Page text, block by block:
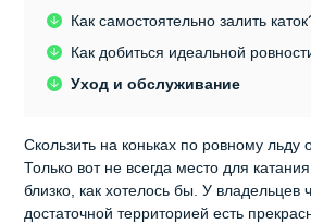
Как самостоятельно залить
Как добиться идеальной
Уход и обслуживание
Скользить на коньках по ровному льду
Только вот не всегда место для
близко, как хотелось бы. У владельцев
достаточной территорией есть